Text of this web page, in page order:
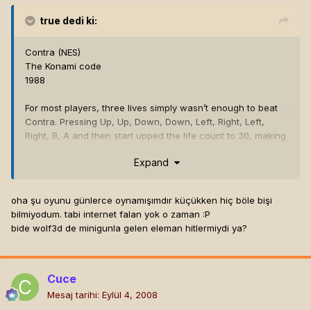
true dedi ki:
Contra (NES)
The Konami code
1988
For most players, three lives simply wasn’t enough to beat
Contra. Pressing Up, Up, Down, Down, Left, Right, Left,
Right, B, A and then start upped the life count to 30, making
Expand
oha şu oyunu günlerce oynamışımdır küçükken hiç böle bişi
bilmiyodum. tabi internet falan yok o zaman :P
bide wolf3d de minigunla gelen eleman hitlermiydi ya?
Cuce
Mesaj tarihi: Eylül 4, 2008